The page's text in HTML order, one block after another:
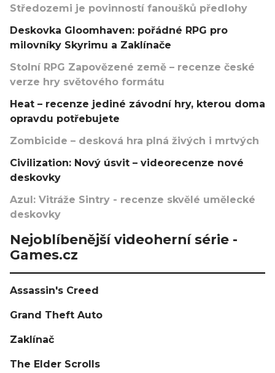
Středozemi je povinností fanoušků předlohy
Deskovka Gloomhaven: pořádné RPG pro
milovníky Skyrimu a Zaklínače
Stolní RPG Zapovězené země – recenze české
verze hry světového formátu
Heat – recenze jediné závodní hry, kterou doma
opravdu potřebujete
Zombicide – desková hra plná živých i mrtvých
Civilization: Nový úsvit – videorecenze nové
deskovky
Azul: Vitráže Sintry - recenze skvělé umělecké
deskovky
Nejoblíbenější videoherní série -
Games.cz
Assassin's Creed
Grand Theft Auto
Zaklínač
The Elder Scrolls